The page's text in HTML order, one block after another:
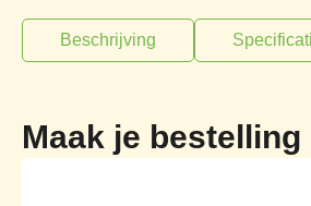
Beschrijving
Maak je